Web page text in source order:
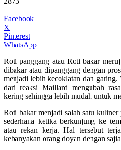
Facebook
X
Pinterest
WhatsApp
Roti panggang atau Roti bakar
dibakar atau dipanggang dengan
menjadi lebih kecoklatan dan garing.
dari reaksi Maillard mengubah
kering sehingga lebih mudah untuk
Roti bakar menjadi salah satu
sederhana ketika berkunjung ke
atau rekan kerja. Hal tersebut
kebanyakan orang doyan dengan